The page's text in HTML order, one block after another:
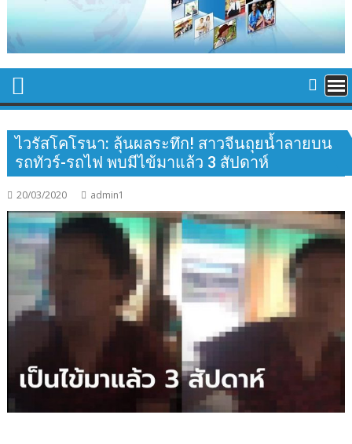
ไวรัสโคโรนา: ลุ้นผลระทึก! สาวจีนถุยน้ำลายบน
รถทัวร์-รถไฟ พบมีไข้มาแล้ว 3 สัปดาห์
20/03/2020 admin1